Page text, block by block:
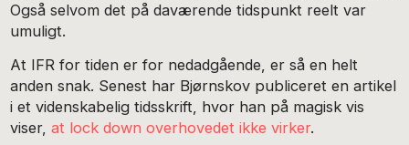
Også selvom det på daværende tidspunkt reelt var
umuligt.
At IFR for tiden er for nedadgående, er så en helt
anden snak. Senest har Bjørnskov publiceret en artikel
i et videnskabelig tidsskrift, hvor han på magisk vis
viser,at lock down overhovedet ikke virker.